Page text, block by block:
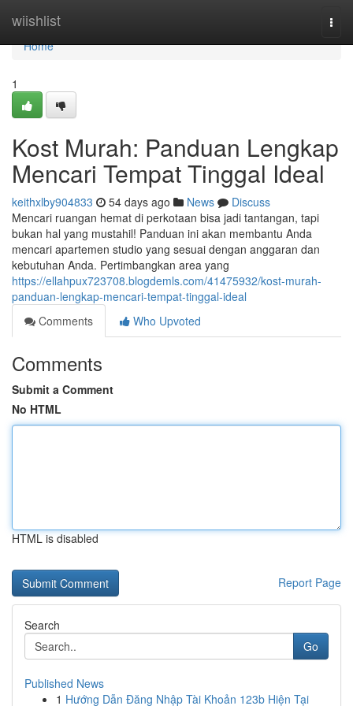
wiishlist
Home
Home
1
Kost Murah: Panduan Lengkap
Mencari Tempat Tinggal Ideal
keithxlby904833 54 days ago News
Discuss
Mencari ruangan hemat di perkotaan bisa jadi tantangan, tapi
bukan hal yang mustahil! Panduan ini akan membantu Anda
mencari apartemen studio yang sesuai dengan anggaran dan
kebutuhan Anda. Pertimbangkan area yang
https://ellahpux723708.blogdemls.com/41475932/kost-murah-
panduan-lengkap-mencari-tempat-tinggal-ideal
Comments
Who Upvoted
Comments
Submit a Comment
No HTML
HTML is disabled
Report Page
Search
Go
Published News
1 Hướng Dẫn Đăng Nhập Tài Khoản 123b Hiện Tại